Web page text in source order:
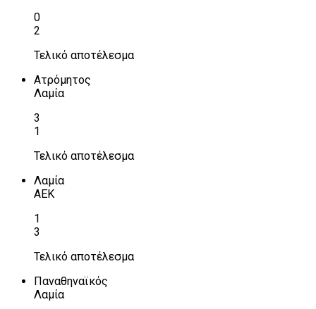
0
2
Τελικό αποτέλεσμα
Ατρόμητος
Λαμία
3
1
Τελικό αποτέλεσμα
Λαμία
ΑΕΚ
1
3
Τελικό αποτέλεσμα
Παναθηναϊκός
Λαμία